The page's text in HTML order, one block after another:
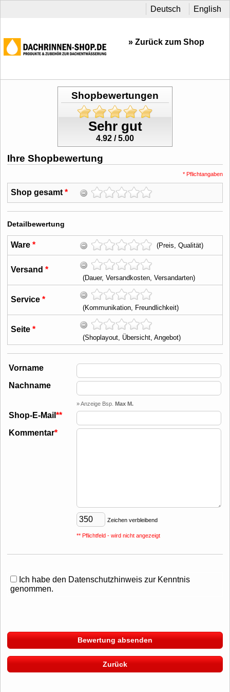
Deutsch English
» Zurück zum Shop
Shopbewertungen
Sehr gut
4.92 / 5.00
Ihre Shopbewertung
* Pflichtangaben
Shop gesamt*
Detailbewertung
Ware* (Preis, Qualität)
Versand*
(Dauer, Versandkosten, Versandarten)
Service*
(Kommunikation, Freundlichkeit)
Seite*
(Shoplayout, Übersicht, Angebot)
Vorname
Nachname
» Anzeige Bsp. Max M.
Shop-E-Mail **
Kommentar*
Zeichen verbleibend
** Pflichtfeld - wird nicht angezeigt
Ich habe den Datenschutzhinweis zur Kenntnis
genommen.
Bewertung absenden
Zurück